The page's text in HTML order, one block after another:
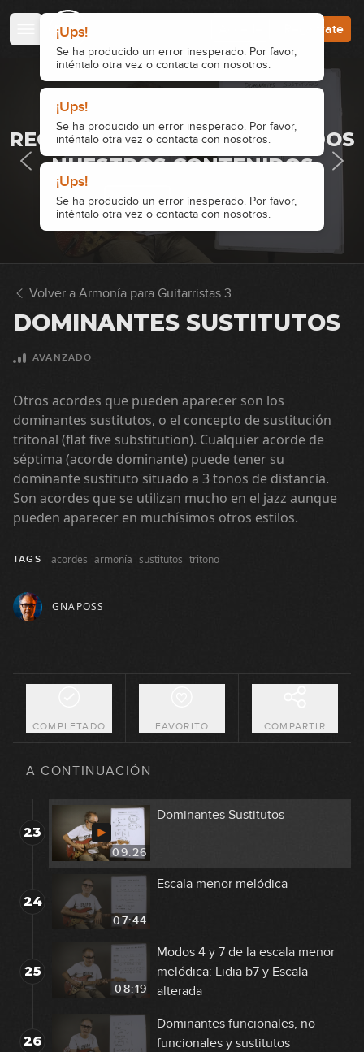
¡Ups!
Se ha producido un error inesperado. Por favor,
inténtalo otra vez o contacta con nosotros.
¡Ups!
Se ha producido un error inesperado. Por favor,
inténtalo otra vez o contacta con nosotros.
¡Ups!
Se ha producido un error inesperado. Por favor,
inténtalo otra vez o contacta con nosotros.
Regístrate
REGÍSTRATE Y ACCEDE A TODOS
NUESTROS CONTENIDOS
Accede Regístrate
Volver a Armonía para Guitarristas 3
DOMINANTES SUSTITUTOS
AVANZADO
Otros acordes que pueden aparecer son los
dominantes sustitutos, o el concepto de sustitución
tritonal (flat five substitution). Cualquier acorde de
séptima (acorde dominante) puede tener su
dominante sustituto situado a 3 tonos de distancia.
Son acordes que se utilizan mucho en el jazz aunque
pueden aparecer en muchísimos otros estilos.
TAGS acordes armonía sustitutos tritono
GNAPOSS
COMPLETADO FAVORITO COMPARTIR
A CONTINUACIÓN
11
segundos menores relativos)
Dominantes secundarios:
ejemplos reales
13
Dominantes secundarios no
13:17
Disminuidos de paso
15
07:26
Análisis Don't Look Back In
Anger
16
Análisis Nobody Knows You
17
14:37
Análisis I Got Rhythm (Rhythm
Changes)
Modulación: explicación teórica
19
(parte 1)
Acordes alterados
22
Resolución del tritono
23
09:26
Dominantes Sustitutos
24
07:44
Escala menor melódica
25
08:19
Modos 4 y 7 de la escala menor
melódica: Lidia b7 y Escala
alterada
26
Dominantes funcionales, no
funcionales y sustitutos